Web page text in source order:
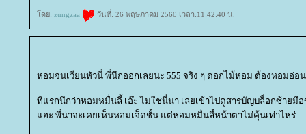
ดย: zungzaa วันที่: 26 พฤษภาคม 2560 เวลา:11:42:40 น.
หอมจนเวียนหัวนี่ พี่นึกออกเลยนะ 555 จริง ๆ ดอกไม้หอม ต้องหอมอ่อน
ทีแรกนึกว่าหอมหมื่นลี้ เอ๊ะ ไม่ใช่นี่นา เลยเข้าไปดูสารบัญบล็อกซ้ายมื
ฮะ พี่น่าจะเคยเห็นหอมเจ็ดชั้น แต่หอมหมื่นลี้หน้าตาไม่คุ้นเท่าไหร่